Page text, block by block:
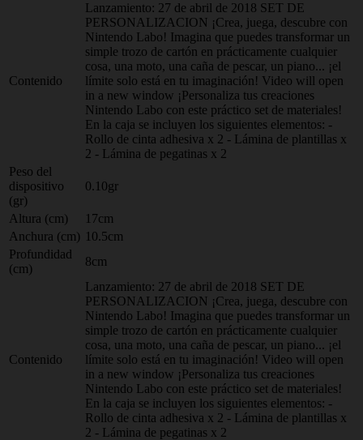
Contenido
Lanzamiento: 27 de abril de 2018 SET DE
PERSONALIZACION ¡Crea, juega, descubre con
Nintendo Labo! Imagina que puedes transformar un
simple trozo de cartón en prácticamente cualquier
cosa, una moto, una caña de pescar, un piano... ¡el
límite solo está en tu imaginación! Video will open
in a new window ¡Personaliza tus creaciones
Nintendo Labo con este práctico set de materiales!
En la caja se incluyen los siguientes elementos: -
Rollo de cinta adhesiva x 2 - Lámina de plantillas x
2 - Lámina de pegatinas x 2
Peso del
dispositivo
(gr)
0.10gr
Altura (cm)
17cm
Anchura (cm) 10.5cm
Profundidad
(cm)
8cm
Contenido
Lanzamiento: 27 de abril de 2018 SET DE
PERSONALIZACION ¡Crea, juega, descubre con
Nintendo Labo! Imagina que puedes transformar un
simple trozo de cartón en prácticamente cualquier
cosa, una moto, una caña de pescar, un piano... ¡el
límite solo está en tu imaginación! Video will open
in a new window ¡Personaliza tus creaciones
Nintendo Labo con este práctico set de materiales!
En la caja se incluyen los siguientes elementos: -
Rollo de cinta adhesiva x 2 - Lámina de plantillas x
2 - Lámina de pegatinas x 2